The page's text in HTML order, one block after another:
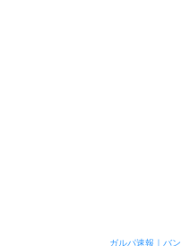
ガルパ速報｜バ